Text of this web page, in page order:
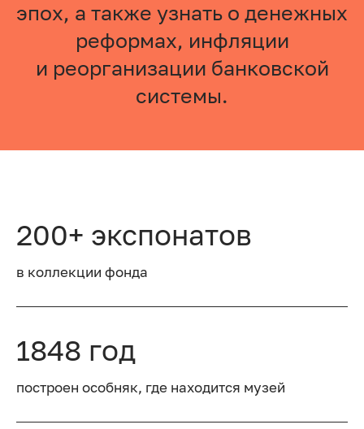
эпох, а также узнать о денежных
реформах, инфляции
и реорганизации банковской
системы.
200+ экспонатов
в коллекции фонда
1848 год
построен особняк, где находится музей